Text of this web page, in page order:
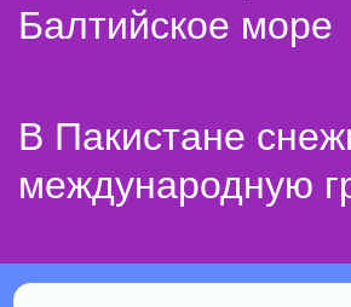
Балтийское море
В Пакистане
международную